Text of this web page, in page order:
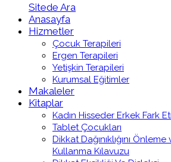
Sitede Ara
Anasayfa
Hizmetler
Çocuk Terapileri
Ergen Terapileri
Yetişkin Terapileri
Kurumsal Eğitimler
Makaleler
Kitaplar
Kadın Hisseder Erkek Fark
Tablet Çocukları
Dikkat Dağınıklığını
Kullanma Kılavuzu